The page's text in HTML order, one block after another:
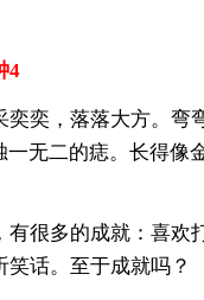
4
奕奕，落落大方。弯
一无二的痣。长得像
有很多的成就：喜欢
话。至于成就吗？